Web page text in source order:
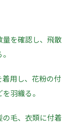
量を確認し、飛散
用し、花粉の付
羽織る。
毛、衣類に付着